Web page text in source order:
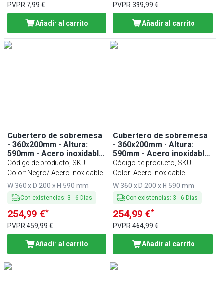
PVPR 7,99 €
Añadir al carrito
PVPR399,99 €
Añadir al carrito
Cubertero de sobremesa
- 360x200mm - Altura:
590mm - Acero inoxidable
- para 5 cestillos - incl. 5
cestillos de acero
inoxidable - Modelo de
sobremesa - Negro
Código de producto, SKU:
BKRG5SE
Color: Negro/ Acero inoxidable
W 360 x D 200 x H 590 mm
Con existencias: 3 - 6 Días
254,99 €*
PVPR 459,99 €
Añadir al carrito
Cubertero de sobremesa
- 360x200mm - Altura:
590mm - Acero inoxidable
- para 5 cestillos - incl. 5
cestillos de acero
sobremesa
Código de producto, SKU:
BKRG5E
Color: Acero inoxidable
W 360 x D 200 x H 590 mm
Con existencias: 3 - 6 Días
254,99 €*
PVPR464,99 €
Añadir al carrito